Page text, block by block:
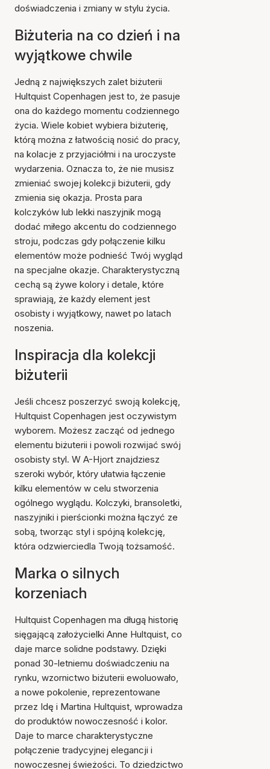
doświadczenia i zmiany w stylu życia.
Biżuteria na co dzień i na
wyjątkowe chwile
Jedną z największych zalet biżuterii
Hultquist Copenhagen jest to, że pasuje
ona do każdego momentu codziennego
życia. Wiele kobiet wybiera biżuterię,
którą można z łatwością nosić do pracy,
na kolacje z przyjaciółmi i na uroczyste
wydarzenia. Oznacza to, że nie musisz
zmieniać swojej kolekcji biżuterii, gdy
zmienia się okazja. Prosta para
kolczyków lub lekki naszyjnik mogą
dodać miłego akcentu do codziennego
stroju, podczas gdy połączenie kilku
elementów może podnieść Twój wygląd
na specjalne okazje. Charakterystyczną
cechą są żywe kolory i detale, które
sprawiają, że każdy element jest
osobisty i wyjątkowy, nawet po latach
noszenia.
Inspiracja dla kolekcji
biżuterii
Jeśli chcesz poszerzyć swoją kolekcję,
Hultquist Copenhagen jest oczywistym
wyborem. Możesz zacząć od jednego
elementu biżuterii i powoli rozwijać swój
osobisty styl. W A-Hjort znajdziesz
szeroki wybór, który ułatwia łączenie
kilku elementów w celu stworzenia
ogólnego wyglądu. Kolczyki, bransoletki,
naszyjniki i pierścionki można łączyć ze
sobą, tworząc styl i spójną kolekcję,
która odzwierciedla Twoją tożsamość.
Marka o silnych
korzeniach
Hultquist Copenhagen ma długą historię
sięgającą założycielki Anne Hultquist, co
daje marce solidne podstawy. Dzięki
ponad 30-letniemu doświadczeniu na
rynku, wzornictwo biżuterii ewoluowało,
a nowe pokolenie, reprezentowane
przez Idę i Martina Hultquist, wprowadza
do produktów nowoczesność i kolor.
Daje to marce charakterystyczne
połączenie tradycyjnej elegancji i
nowoczesnej świeżości. To dziedzictwo